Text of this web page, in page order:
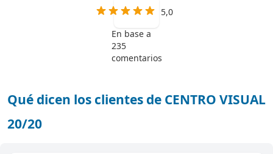
5,0
En base a
235
comentarios
Qué dicen los clientes de CENTRO VISUAL
20/20